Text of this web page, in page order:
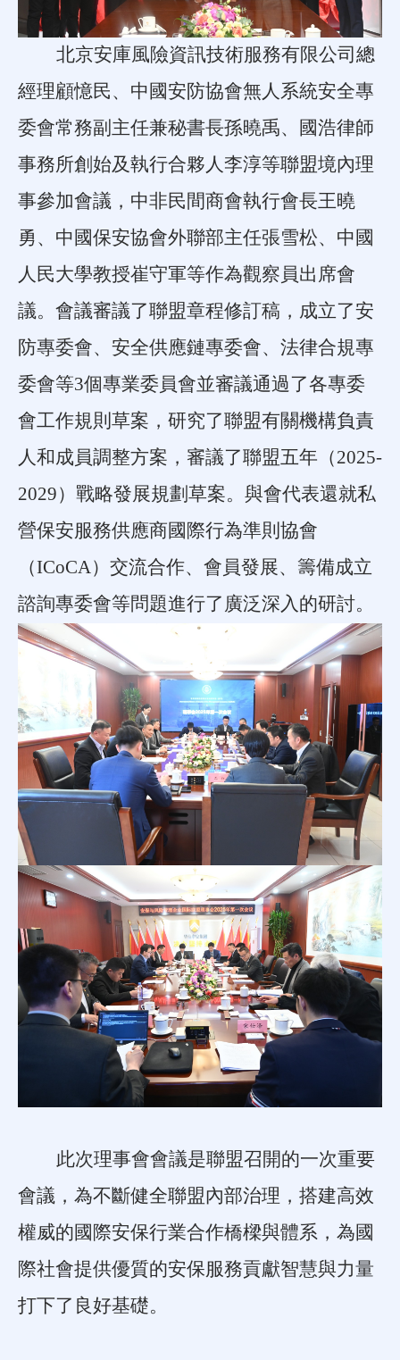
北京安庫風險資訊技術服務有限公司總
經理顧憶民、中國安防協會無人系統安全專
委會常務副主任兼秘書長孫曉禹、國浩律師
事務所創始及執行合夥人李淳等聯盟境內理
事參加會議，中非民間商會執行會長王曉
勇、中國保安協會外聯部主任張雪松、中國
人民大學教授崔守軍等作為觀察員出席會
議。會議審議了聯盟章程修訂稿，成立了安
防專委會、安全供應鏈專委會、法律合規專
委會等3個專業委員會並審議通過了各專委
會工作規則草案，研究了聯盟有關機構負責
人和成員調整方案，審議了聯盟五年（2025-
2029）戰略發展規劃草案。與會代表還就私
營保安服務供應商國際行為準則協會
（ICoCA ） 交流合作、會員發展、籌備成立
諮詢專委會等問題進行了廣泛深入的研討。
此次理事會會議是聯盟召開的一次重要
會議，為不斷健全聯盟內部治理，搭建高效
權威的國際安保行業合作橋樑與體系，為國
際社會提供優質的安保服務貢獻智慧與力量
打下了良好基礎。